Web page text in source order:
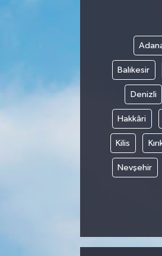
Balıkesir
Denizli
Hakkâri
Kilis
Nevşehir